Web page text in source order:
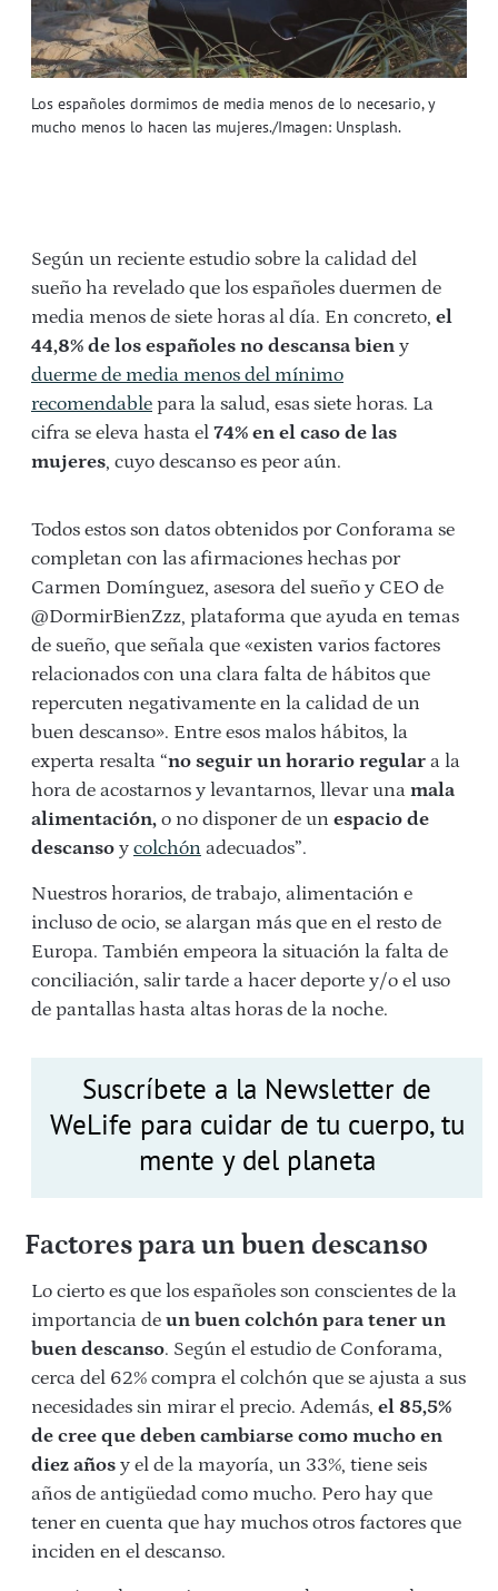
Los españoles dormimos de media menos de lo necesario, y
mucho menos lo hacen las mujeres./Imagen: Unsplash.
Según un reciente estudio sobre la calidad del
sueño ha revelado que los españoles duermen de
media menos de siete horas al día. En concreto, el
44,8% de los españoles no descansa bien y
duerme de media menos del mínimo
recomendable para la salud, esas siete horas. La
cifra se eleva hasta el 74% en el caso de las
mujeres, cuyo descanso es peor aún.
Todos estos son datos obtenidos por Conforama se
completan con las afirmaciones hechas por
Carmen Domínguez, asesora del sueño y CEO de
@DormirBienZzz, plataforma que ayuda en temas
de sueño, que señala que «existen varios factores
relacionados con una clara falta de hábitos que
repercuten negativamente en la calidad de un
buen descanso». Entre esos malos hábitos, la
experta resalta “no seguir un horario regular a la
hora de acostarnos y levantarnos, llevar una mala
alimentación, o no disponer de un espacio de
descanso y colchón adecuados”.
Nuestros horarios, de trabajo, alimentación e
incluso de ocio, se alargan más que en el resto de
Europa. También empeora la situación la falta de
conciliación, salir tarde a hacer deporte y/o el uso
de pantallas hasta altas horas de la noche.
Suscríbete a la Newsletter de
WeLife para cuidar de tu cuerpo, tu
mente y del planeta
Factores para un buen descanso
Lo cierto es que los españoles son conscientes de la
importancia de un buen colchón para tener un
buen descanso. Según el estudio de Conforama,
cerca del 62% compra el colchón que se ajusta a sus
necesidades sin mirar el precio. Además, el 85,5%
de cree que deben cambiarse como mucho en
diez años y el de la mayoría, un 33%, tiene seis
años de antigüedad como mucho. Pero hay que
tener en cuenta que hay muchos otros factores que
inciden en el descanso.